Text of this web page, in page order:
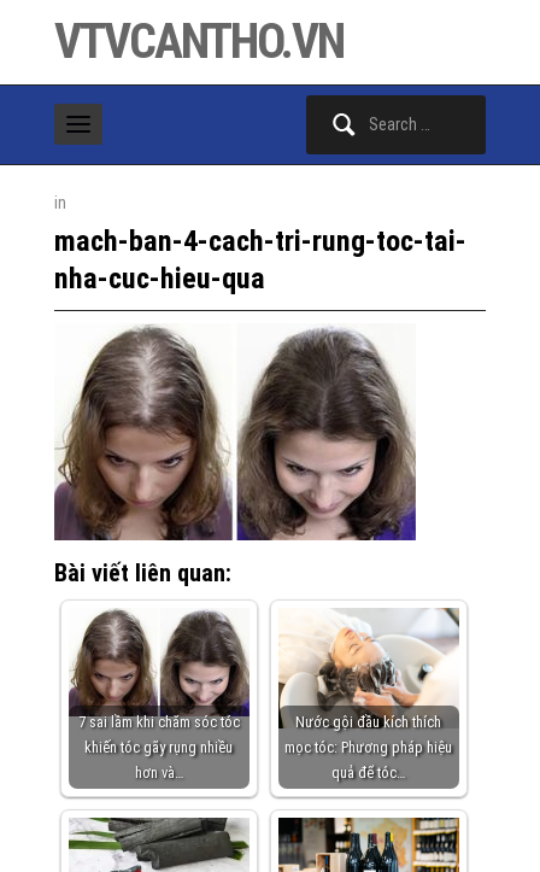
VTVCANTHO.VN
in
mach-ban-4-cach-tri-rung-toc-tai-
nha-cuc-hieu-qua
Bài viết liên quan:
7 sai lầm khi chăm sóc tóc
khiến tóc gãy rụng nhiều
hơn và…
Nước gội đầu kích thích
mọc tóc: Phương pháp hiệu
quả để tóc…